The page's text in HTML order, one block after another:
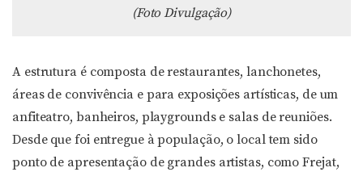
(Foto Divulgação)
A estrutura é composta de restaurantes, lanchonetes,
áreas de convivência e para exposições artísticas, de um
anfiteatro, banheiros, playgrounds e salas de reuniões.
Desde que foi entregue à população, o local tem sido
ponto de apresentação de grandes artistas, como Frejat,